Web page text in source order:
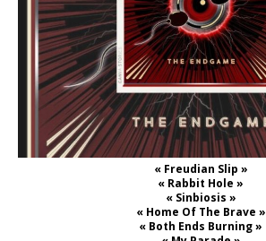
« Freudian Slip »
« Rabbit Hole »
« Sinbiosis »
« Home Of The Brave »
« Both Ends Burning »